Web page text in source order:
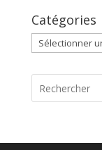
Catégories
Catégories